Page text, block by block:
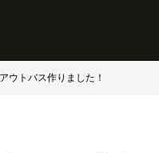
m
ラーナ）
ウトバス作りました！